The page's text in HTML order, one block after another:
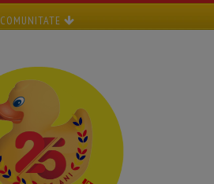
COMUNITATE